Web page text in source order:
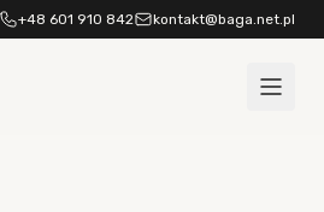
+48 601 910 842 kontakt@baga.net.pl